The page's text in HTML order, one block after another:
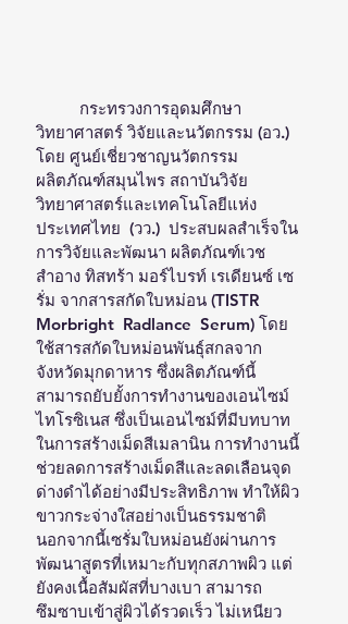
วิทยาศาสตร์ วิจัยและนวัตกรรม (อว.)
โดย ศูนย์เชี่ยวชาญนวัตกรรม
ผลิตภัณฑ์สมุนไพร สถาบันวิจัย
วิทยาศาสตร์และเทคโนโลยีแห่ง
ประเทศไทย  (วว.)  ประสบผลสำเร็จใน
การวิจัยและพัฒนา ผลิตภัณฑ์เวช
สำอาง ทิสทร้า มอร์ไบรท์ เรเดียนซ์ เซ
รั่ม จากสารสกัดใบหม่อน (TISTR
Morbright  Radlance  Serum) โดย
ใช้สารสกัดใบหม่อนพันธุ์สกลจาก
จังหวัดมุกดาหาร ซึ่งผลิตภัณฑ์นี้
สามารถยับยั้งการทำงานของเอนไซม์
ไทโรซิเนส ซึ่งเป็นเอนไซม์ที่มีบทบาท
ในการสร้างเม็ดสีเมลานิน การทำงานนี้
ช่วยลดการสร้างเม็ดสีและลดเลือนจุด
ด่างดำได้อย่างมีประสิทธิภาพ ทำให้ผิว
ขาวกระจ่างใสอย่างเป็นธรรมชาติ
นอกจากนี้เซรั่มใบหม่อนยังผ่านการ
พัฒนาสูตรที่เหมาะกับทุกสภาพผิว แต่
ยังคงเนื้อสัมผัสที่บางเบา สามารถ
ซึมซาบเข้าสู่ผิวได้รวดเร็ว ไม่เหนียว